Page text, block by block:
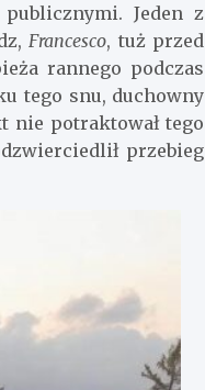
Jeden z
Francesco, tuż przed
rannego podczas
tego snu, duchowny
nie potraktował tego
przebieg